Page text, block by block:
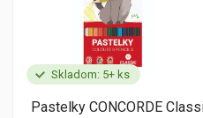
Skladom: 5+ ks
Pastelky CONCORDE